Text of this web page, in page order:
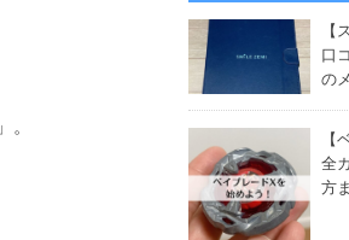
」。
【
口
の
【
全
方